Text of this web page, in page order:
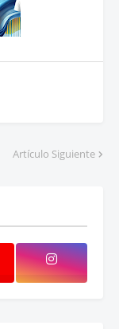
Artículo Siguiente